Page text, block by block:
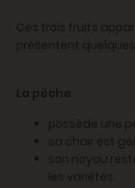
Ces trois fruits
présentent
La pêche
possède une
sa chair est
son noyau
les variétés.